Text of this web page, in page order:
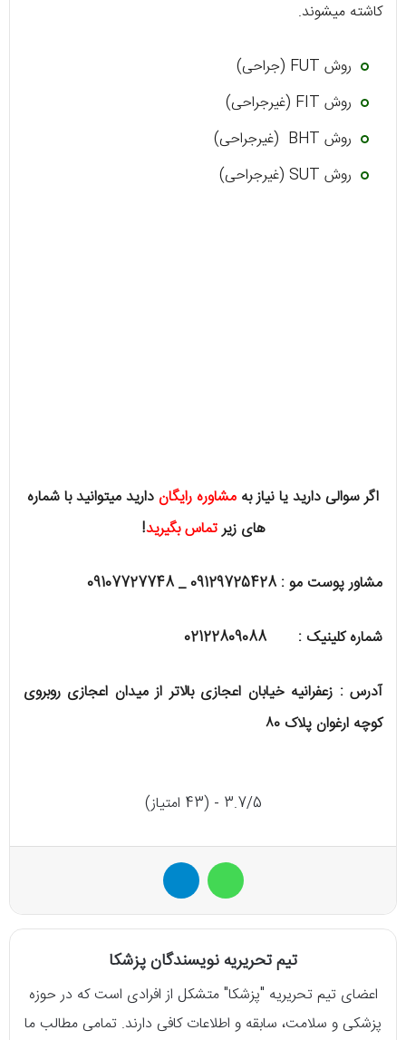
کاشته میشوند.
روش FUT (جراحی)
روش FIT (غیرجراحی)
روش BHT (غیرجراحی)
روش SUT (غیرجراحی)
اگر سوالی دارید یا نیاز به مشاوره رایگاندارید میتوانید با شماره
های زیرتماس بگیرید!
مشاور پوست مو : 09129725428 _ 09107727748
شماره کلینیک : 02122809088
آدرس : زعفرانیه خیابان اعجازی بالاتر از میدان اعجازی روبروی
کوچه ارغوان پلاک ۸۰
3.7/5 - (43 امتیاز)
واتس آپ
تیم تحریریه نویسندگان پزشکا
اعضای تیم تحریریه "پزشکا" متشکل از افرادی است که در حوزه
پزشکی و سلامت، سابقه و اطلاعات کافی دارند. تمامی مطالب ما